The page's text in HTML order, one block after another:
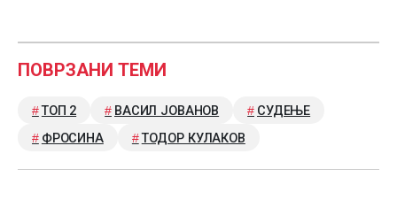
ПОВРЗАНИ ТЕМИ
ТОП 2 ВАСИЛ ЈОВАНОВ
СУДЕЊЕ
ФРОСИНА
ТОДОР КУЛАКОВ